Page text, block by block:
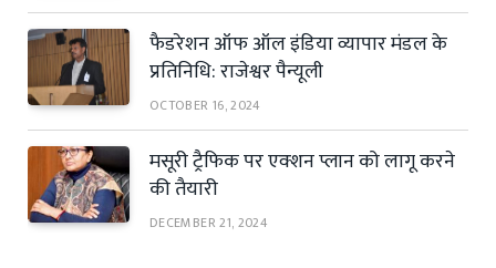
फैडरेशन ऑफ ऑल इंडिया व्यापार मंडल के
प्रतिनिधि: राजेश्वर पैन्यूली
OCTOBER 16, 2024
मसूरी ट्रैफिक पर एक्शन प्लान को लागू करने
की तैयारी
DECEMBER 21, 2024